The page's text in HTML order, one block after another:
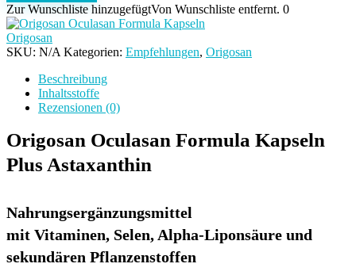
Formula
Kapseln
Menge
Zur Wunschliste hinzugefügtVon Wunschliste entfernt. 0
Origosan
SKU: N/A Kategorien: Empfehlungen, Origosan
Beschreibung
Inhaltsstoffe
Rezensionen (0)
Origosan Oculasan Formula Kapseln
Plus Astaxanthin
Nahrungsergänzungsmittel
mit Vitaminen, Selen, Alpha-Liponsäure und
sekundären Pflanzenstoffen